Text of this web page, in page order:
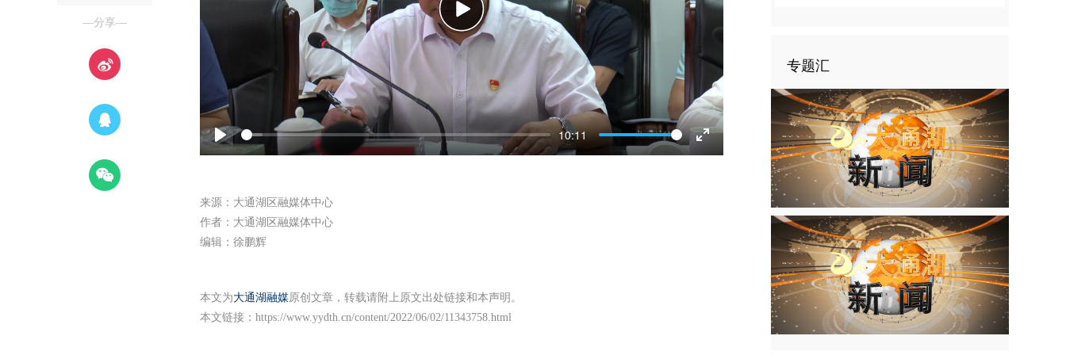
—分享—
Play
10:11
Enter
Play
来源：大通湖区融媒体中心
作者：大通湖区融媒体中心
编辑：徐鹏辉
本文为大通湖融媒原创文章，转载请附上原文出处链接和本声明。
本文链接： https://www.yydth.cn/content/2022/06/02/11343758.html
专题汇